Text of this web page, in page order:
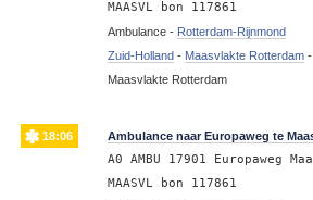
MAASVL bon 117861
Ambulance - Rotterdam-Rijnmond
Zuid-Holland - Maasvlakte Rotterdam-
Maasvlakte Rotterdam
18:06 Ambulance naar Europaweg te
A0 AMBU 17901 Europaweg
MAASVL bon 117861